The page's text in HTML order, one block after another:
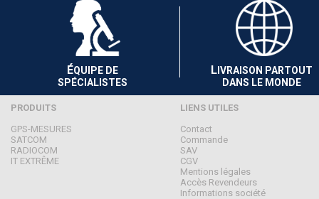
ÉQUIPE DE
SPÉCIALISTES
L IVRAISON PARTOUT
DANS LE MONDE
PRODUITS
GPS-MESURES
SATCOM
RADIOCOM
IT EXTRÊME
LIENS UTILES
Contact
Commande
SAV
CGV
Mentions légales
Accès Revendeurs
Informations société